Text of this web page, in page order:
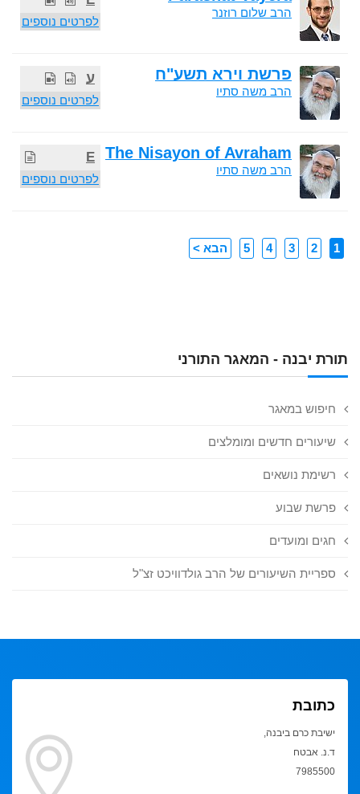
תורת יבנה - המאגר התורני
חיפוש במאגר
שיעורים חדשים ומומלצים
רשימת נושאים
פרשת שבוע
חגים ומועדים
ספריית השיעורים של הרב גולדוויכט זצ"ל
לפרטים נוספים
הרב שלום רוזנר
ע
לפרטים נוספים
פרשת וירא תשע"ח
הרב משה סתיו
E
לפרטים נוספים
The Nisayon of Avraham
הרב משה סתיו
1
2
3
4
5 הבא >
כתובת
ישיבת כרם ביבנה,
ד.נ. אבטח
7985500